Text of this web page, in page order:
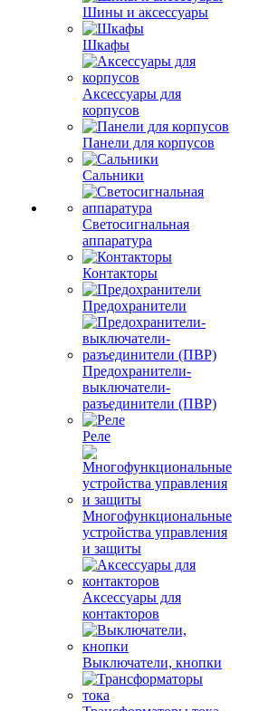
Шины и аксессуары
Шкафы
Аксессуары для
корпусов
Панели для корпусов
Сальники
Светосигнальная
аппаратура
Контакторы
Предохранители
Предохранители-
выключатели-
разъединители (ПВР)
Реле
Многофункциональные
устройства управления
и защиты
Аксессуары для
контакторов
Выключатели, кнопки